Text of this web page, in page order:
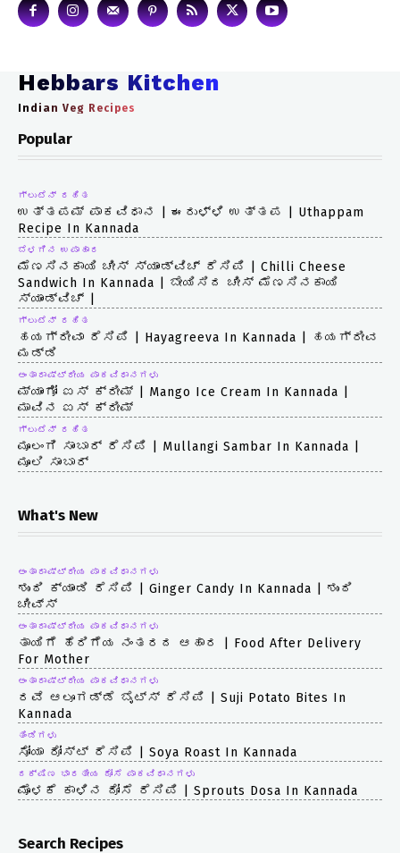
Hebbars Kitchen
Indian Veg Recipes
Popular
ಗ್ಲುಟೆನ್ ರಹಿತ
ಉತ್ತಪಮ್ ಪಾಕವಿಧಾನ | ಈರುಳ್ಳಿ ಉತ್ತಪ | Uthappam
Recipe In Kannada
ಬೆಳಗಿನ ಉಪಾಹಾರ
ಮೆಣಸಿನಕಾಯಿ ಚೀಸ್ ಸ್ಯಾಂಡ್‌ವಿಚ್ ರೆಸಿಪಿ | Chilli Cheese
Sandwich In Kannada | ಬೇಯಿಸಿದ ಚೀಸ್ ಮೆಣಸಿನಕಾಯಿ
ಸ್ಯಾಂಡ್ವಿಚ್ |
ಗ್ಲುಟೆನ್ ರಹಿತ
ಹಯಗ್ರೀವಾ ರೆಸಿಪಿ | Hayagreeva In Kannada | ಹಯಗ್ರೀವ
ಮಡ್ಡಿ
ಅಂತಾರಾಷ್ಟ್ರೀಯ ಪಾಕವಿಧಾನಗಳು
ಮ್ಯಾಂಗೋ ಐಸ್ ಕ್ರೀಮ್ | Mango Ice Cream In Kannada |
ಮಾವಿನ ಐಸ್ ಕ್ರೀಮ್
ಗ್ಲುಟೆನ್ ರಹಿತ
ಮೂಲಂಗಿ ಸಾಂಬಾರ್ ರೆಸಿಪಿ | Mullangi Sambar In Kannada |
ಮೂಲಿ ಸಾಂಬಾರ್
What's New
ಅಂತಾರಾಷ್ಟ್ರೀಯ ಪಾಕವಿಧಾನಗಳು
ಶುಂಠಿ ಕ್ಯಾಂಡಿ ರೆಸಿಪಿ | Ginger Candy In Kannada | ಶುಂಠಿ
ಚೀವ್ಸ್
ಅಂತಾರಾಷ್ಟ್ರೀಯ ಪಾಕವಿಧಾನಗಳು
ತಾಯಿಗೆ ಹೆರಿಗೆಯ ನಂತರದ ಆಹಾರ | Food After Delivery
For Mother
ಅಂತಾರಾಷ್ಟ್ರೀಯ ಪಾಕವಿಧಾನಗಳು
ರವೆ ಆಲೂಗಡ್ಡೆ ಬೈಟ್ಸ್ ರೆಸಿಪಿ | Suji Potato Bites In
Kannada
ತಿಂಡಿಗಳು
ಸೋಯಾ ರೋಸ್ಟ್ ರೆಸಿಪಿ | Soya Roast In Kannada
ದಕ್ಷಿಣ ಭಾರತೀಯ ದೋಸೆ ಪಾಕವಿಧಾನಗಳು
ಮೊಳಕೆ ಕಾಳಿನ ದೋಸೆ ರೆಸಿಪಿ | Sprouts Dosa In Kannada
Search Recipes